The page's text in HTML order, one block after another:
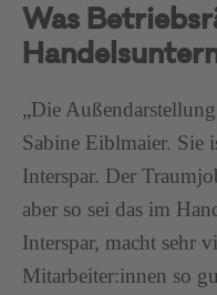
Was
„Die
Sabine Eiblmaier. Sie
Interspar. Der
aber so sei das im
Interspar, macht sehr
Mitarbeiter:innen so